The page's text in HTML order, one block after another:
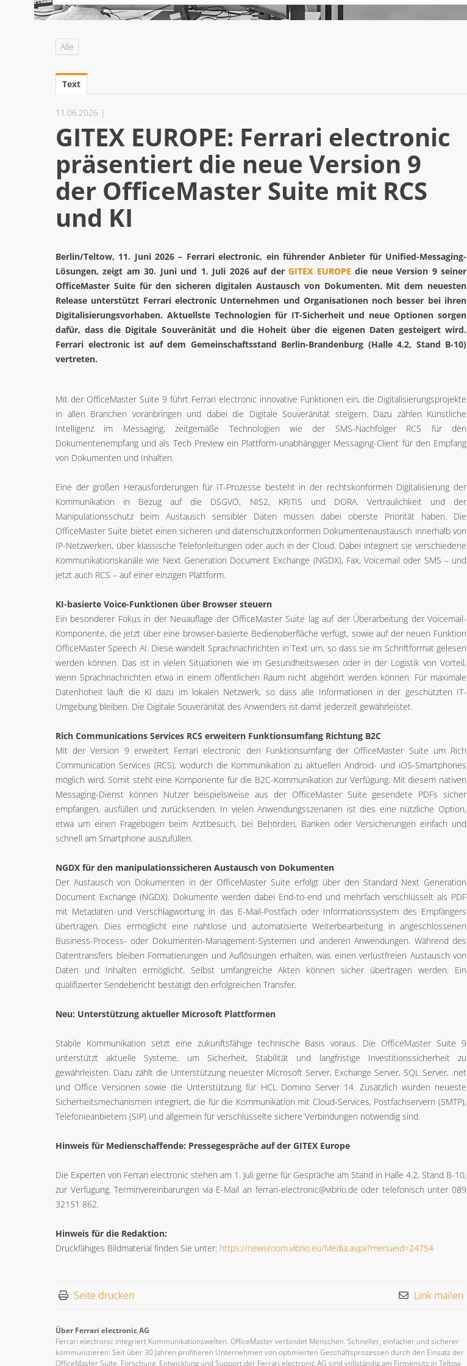
Alle
Text
11.06.2026 |
GITEX EUROPE: Ferrari electronic
präsentiert die neue Version 9
der OfficeMaster Suite mit RCS
und KI
Berlin/Teltow, 11. Juni 2026 – Ferrari electronic, ein führender Anbieter für Unified-Messaging-
Lösungen, zeigt am 30. Juni und 1. Juli 2026 auf derGITEX EUROPE die neue Version 9 seiner
OfficeMaster Suite für den sicheren digitalen Austausch von Dokumenten. Mit dem neuesten
Release unterstützt Ferrari electronic Unternehmen und Organisationen noch besser bei ihren
Digitalisierungsvorhaben. Aktuellste Technologien für IT-Sicherheit und neue Optionen sorgen
dafür, dass die Digitale Souveränität und die Hoheit über die eigenen Daten gesteigert wird.
Ferrari electronic ist auf dem Gemeinschaftsstand Berlin-Brandenburg (Halle 4.2, Stand B-10)
vertreten.
Mit der OfficeMaster Suite 9 führt Ferrari electronic innovative Funktionen ein, die Digitalisierungsprojekte
in allen Branchen voranbringen und dabei die Digitale Souveränität steigern. Dazu zählen Künstliche
Intelligenz im Messaging, zeitgemäße Technologien wie der SMS-Nachfolger RCS für den
Dokumentenempfang und als Tech Preview ein Plattform-unabhängiger Messaging-Client für den Empfang
von Dokumenten und Inhalten.
Eine der großen Herausforderungen für IT-Prozesse besteht in der rechtskonformen Digitalisierung der
Kommunikation in Bezug auf die DSGVO, NIS2, KRITIS und DORA. Vertraulichkeit und der
Manipulationsschutz beim Austausch sensibler Daten müssen dabei oberste Priorität haben. Die
OfficeMaster Suite bietet einen sicheren und datenschutzkonformen Dokumentenaustausch innerhalb von
IP-Netzwerken, über klassische Telefonleitungen oder auch in der Cloud. Dabei integriert sie verschiedene
Kommunikationskanäle wie Next Generation Document Exchange (NGDX), Fax, Voicemail oder SMS – und
jetzt auch RCS – auf einer einzigen Plattform.
KI-basierte Voice-Funktionen über Browser steuern
Ein besonderer Fokus in der Neuauflage der OfficeMaster Suite lag auf der Überarbeitung der Voicemail-
Komponente, die jetzt über eine browser-basierte Bedienoberfläche verfügt, sowie auf der neuen Funktion
OfficeMaster Speech AI. Diese wandelt Sprachnachrichten in Text um, so dass sie im Schriftformat gelesen
werden können. Das ist in vielen Situationen wie im Gesundheitswesen oder in der Logistik von Vorteil,
wenn Sprachnachrichten etwa in einem öffentlichen Raum nicht abgehört werden können. Für maximale
Datenhoheit läuft die KI dazu im lokalen Netzwerk, so dass alle Informationen in der geschützten IT-
Umgebung bleiben. Die Digitale Souveränität des Anwenders ist damit jederzeit gewährleistet.
Rich Communications Services RCS erweitern Funktionsumfang Richtung B2C
Mit der Version 9 erweitert Ferrari electronic den Funktionsumfang der OfficeMaster Suite um Rich
Communication Services (RCS), wodurch die Kommunikation zu aktuellen Android- und iOS-Smartphones
möglich wird. Somit steht eine Komponente für die B2C-Kommunikation zur Verfügung. Mit diesem nativen
Messaging-Dienst können Nutzer beispielsweise aus der OfficeMaster Suite gesendete PDFs sicher
empfangen, ausfüllen und zurücksenden. In vielen Anwendungsszenarien ist dies eine nützliche Option,
etwa um einen Fragebogen beim Arztbesuch, bei Behörden, Banken oder Versicherungen einfach und
schnell am Smartphone auszufüllen.
NGDX für den manipulationssicheren Austausch von Dokumenten
Der Austausch von Dokumenten in der OfficeMaster Suite erfolgt über den Standard Next Generation
Document Exchange (NGDX). Dokumente werden dabei End-to-end und mehrfach verschlüsselt als PDF
mit Metadaten und Verschlagwortung in das E-Mail-Postfach oder Informationssystem des Empfängers
übertragen. Dies ermöglicht eine nahtlose und automatisierte Weiterbearbeitung in angeschlossenen
Business-Process- oder Dokumenten-Management-Systemen und anderen Anwendungen. Während des
Datentransfers bleiben Formatierungen und Auflösungen erhalten, was einen verlustfreien Austausch von
Daten und Inhalten ermöglicht. Selbst umfangreiche Akten können sicher übertragen werden. Ein
qualifizierter Sendebericht bestätigt den erfolgreichen Transfer.
Neu: Unterstützung aktueller Microsoft Plattformen
Stabile Kommunikation setzt eine zukunftsfähige technische Basis voraus. Die OfficeMaster Suite 9
unterstützt aktuelle Systeme, um Sicherheit, Stabilität und langfristige Investitionssicherheit zu
gewährleisten. Dazu zählt die Unterstützung neuester Microsoft Server, Exchange Server, SQL Server, .net
und Office Versionen sowie die Unterstützung für HCL Domino Server 14. Zusätzlich wurden neueste
Sicherheitsmechanismen integriert, die für die Kommunikation mit Cloud-Services, Postfachservern (SMTP),
Telefonieanbietern (SIP) und allgemein für verschlüsselte sichere Verbindungen notwendig sind.
Hinweis für Medienschaffende: Pressegespräche auf der GITEX Europe
Die Experten von Ferrari electronic stehen am 1. Juli gerne für Gespräche am Stand in Halle 4.2, Stand B-10,
zur Verfügung. Terminvereinbarungen via E-Mail an ferrari-electronic@vibrio.de oder telefonisch unter 089
32151 862.
Hinweis für die Redaktion:
Druckfähiges Bildmaterial finden Sie unter: https://newsroom.vibrio.eu/Media.aspx?menueid=24754
Seite drucken Link mailen
Über Ferrari electronic AG
Ferrari electronic integriert Kommunikationswelten. OfficeMaster verbindet Menschen. Schneller, einfacher und sicherer
kommunizieren: Seit über 30 Jahren profitieren Unternehmen von optimierten Geschäftsprozessen durch den Einsatz der
OfficeMaster Suite. Forschung, Entwicklung und Support der Ferrari electronic AG sind vollständig am Firmensitz in Teltow